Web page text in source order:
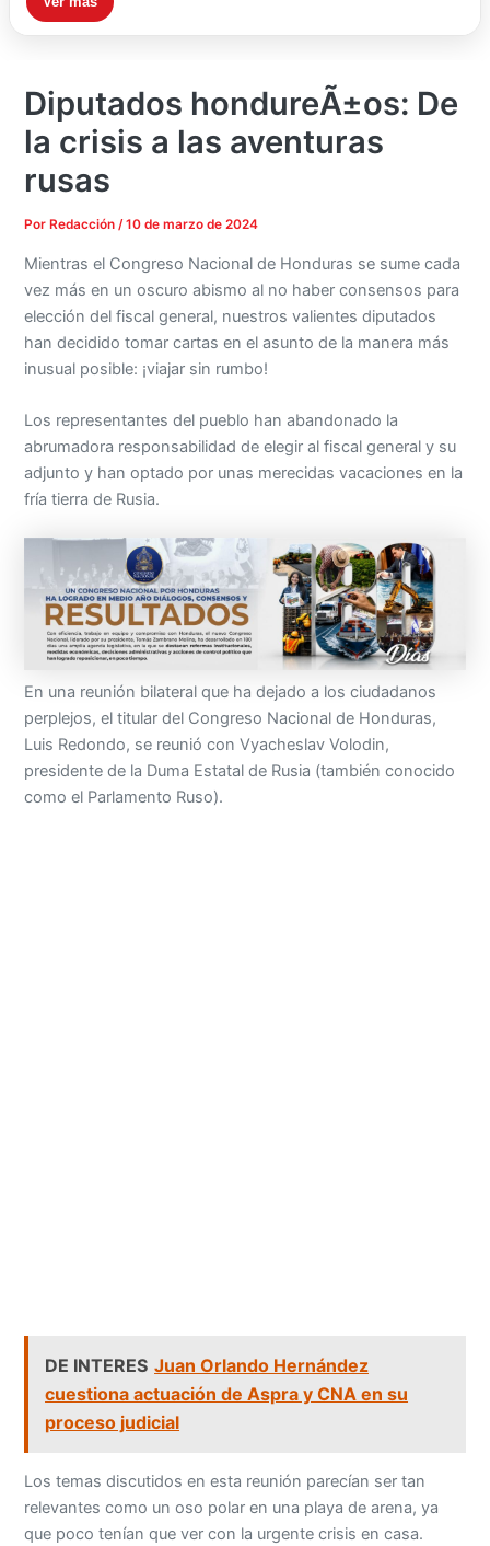
Diputados hondureÃ±os: De
la crisis a las aventuras
rusas
Por Redacción/10 de marzo de 2024
Mientras el Congreso Nacional de Honduras se sume cada
vez más en un oscuro abismo al no haber consensos para
elección del fiscal general, nuestros valientes diputados
han decidido tomar cartas en el asunto de la manera más
inusual posible: ¡viajar sin rumbo!
Los representantes del pueblo han abandonado la
abrumadora responsabilidad de elegir al fiscal general y su
adjunto y han optado por unas merecidas vacaciones en la
fría tierra de Rusia.
En una reunión bilateral que ha dejado a los ciudadanos
perplejos, el titular del Congreso Nacional de Honduras,
Luis Redondo, se reunió con Vyacheslav Volodin,
presidente de la Duma Estatal de Rusia (también conocido
como el Parlamento Ruso).
DE INTERES Juan Orlando Hernández
cuestiona actuación de Aspra y CNA en su
proceso judicial
Los temas discutidos en esta reunión parecían ser tan
relevantes como un oso polar en una playa de arena, ya
que poco tenían que ver con la urgente crisis en casa.